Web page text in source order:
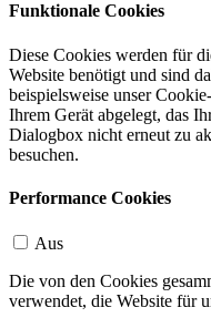
Funktionale Cookies
Diese Cookies werden für
Website benötigt und sind
beispielsweise unser
Ihrem Gerät abgelegt, das
Dialogbox nicht erneut zu
besuchen.
Performance Cookies
Aus
Die von den Cookies
verwendet, die Website für